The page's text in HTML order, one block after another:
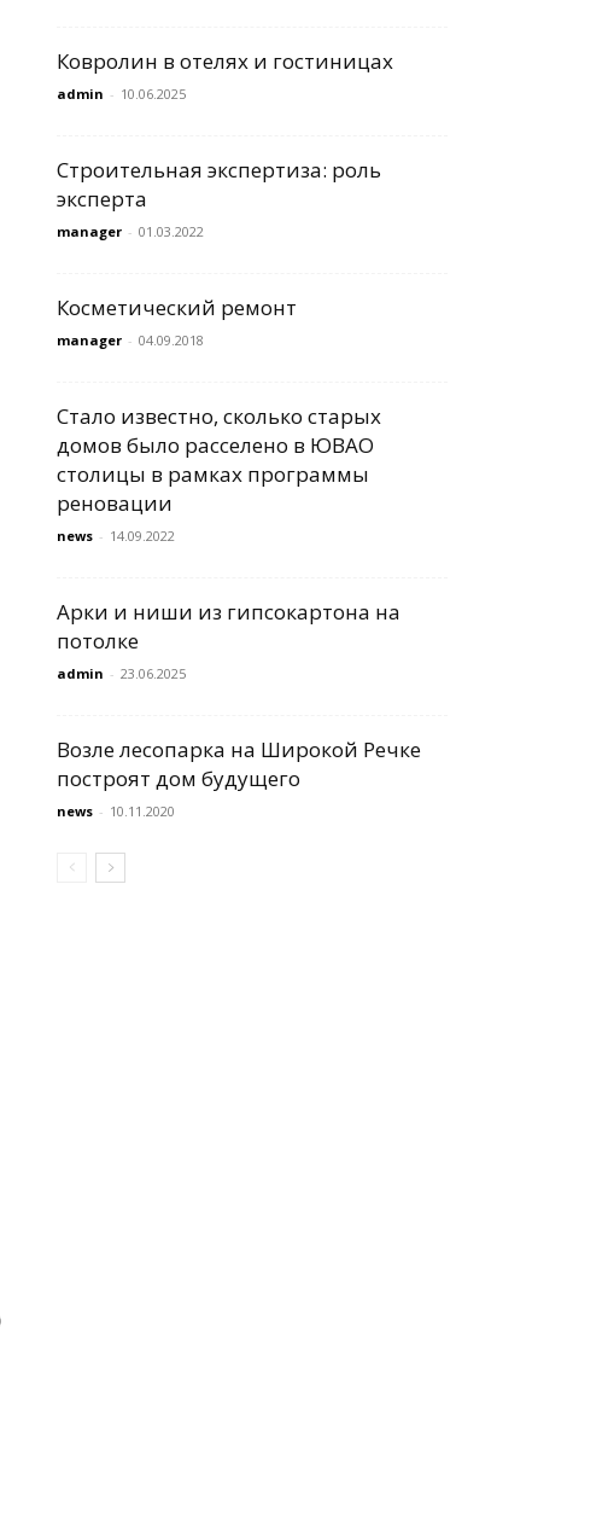
Ковролин в отелях и гостиницах
admin - 10.06.2025
Строительная экспертиза: роль
эксперта
manager - 01.03.2022
Косметический ремонт
manager - 04.09.2018
Стало известно, сколько старых
домов было расселено в ЮВАО
столицы в рамках программы
реновации
news - 14.09.2022
Арки и ниши из гипсокартона на
потолке
admin - 23.06.2025
Возле лесопарка на Широкой Речке
построят дом будущего
news - 10.11.2020